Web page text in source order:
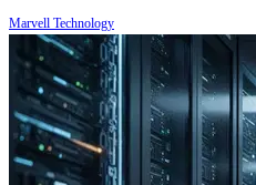
Marvell Technology